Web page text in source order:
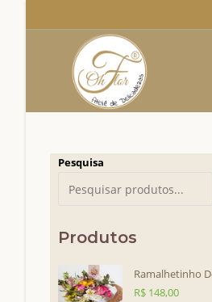
Pesquisa
Produtos
Ramalhetinho
R$ 148,00